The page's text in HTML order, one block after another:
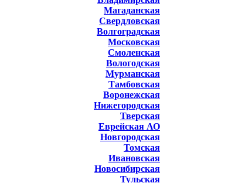
Магаданская
Свердловская
Волгоградская
Московская
Смоленская
Вологодская
Мурманская
Тамбовская
Воронежская
Нижегородская
Тверская
Еврейская АО
Новгородская
Томская
Ивановская
Новосибирская
Тульская